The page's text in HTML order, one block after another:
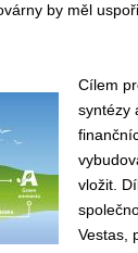
by měl
Cílem
syntézy
vložit.
Vestas,